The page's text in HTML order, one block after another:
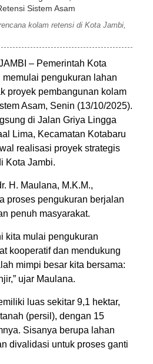
kolam retensi di Kota Jambi,
– Pemerintah Kota
memulai pengukuran lahan
proyek pembangunan kolam
Asam, Senin (13/10/2025).
di Jalan Griya Lingga
Lima, Kecamatan Kotabaru
realisasi proyek strategis
Kota Jambi.
H. Maulana, M.K.M.,
proses pengukuran berjalan
penuh masyarakat.
kita mulai pengukuran
kooperatif dan mendukung
mimpi besar kita bersama:
ujar Maulana.
luas sekitar 9,1 hektar,
(persil), dengan 15
Sisanya berupa lahan
divalidasi untuk proses ganti